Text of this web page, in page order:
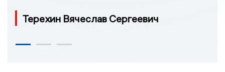
Терехин Вячеслав Сергеевич